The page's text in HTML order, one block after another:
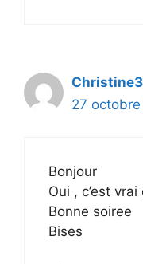
27
Bonjour
Oui , c’est
Bonne soiree
Bises